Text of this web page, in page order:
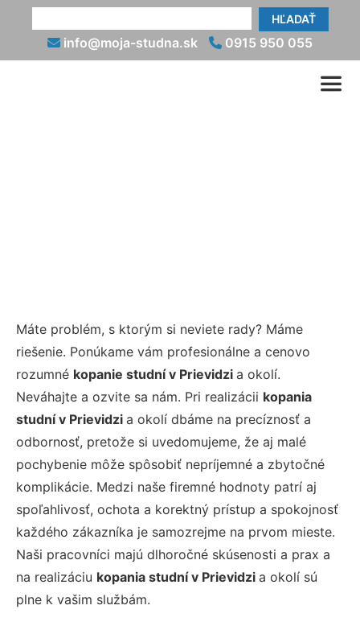
HĽADAŤ
info@moja-studna.sk 0915 950 055
Máte problém, s ktorým si neviete rady? Máme
riešenie. Ponúkame vám profesionálne a cenovo
rozumné kopanie studní v Prievidzi a okolí.
Neváhajte a ozvite sa nám. Pri realizácii kopania
studní v Prievidzi a okolí dbáme na precíznosť a
odbornosť, pretože si uvedomujeme, že aj malé
pochybenie môže spôsobiť nepríjemné a zbytočné
komplikácie. Medzi naše firemné hodnoty patrí aj
spoľahlivosť, ochota a korektný prístup a spokojnosť
každého zákazníka je samozrejme na prvom mieste.
Naši pracovníci majú dlhoročné skúsenosti a prax a
na realizáciu kopania studní v Prievidzi a okolí sú
plne k vašim službám.